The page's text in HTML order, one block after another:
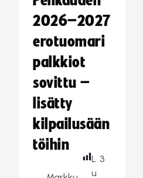
2026–2027
erotuomari
palkkiot
sovittu –
lisätty
kilpailusään
töihin
L
u
3